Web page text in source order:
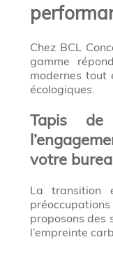
Chez BCL
gamme
modernes tout
écologiques.
Tapis de
votre
La transition
proposons des
l’empreinte